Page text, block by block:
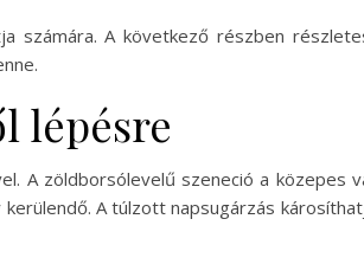
számára. A következő részben
lépésre
A zöldborsólevelű szeneció a közepes
A túlzott napsugárzás